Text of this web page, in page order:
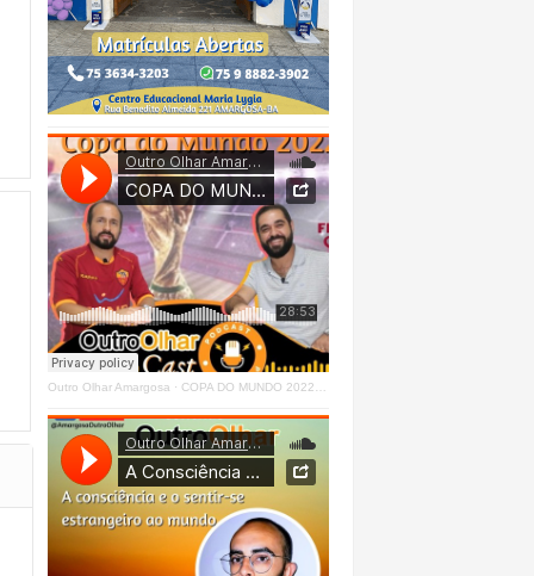
Outro Olhar Amargosa · COPA DO MUNDO 2022 - OUTRO OLHAR CAST #O1 Right